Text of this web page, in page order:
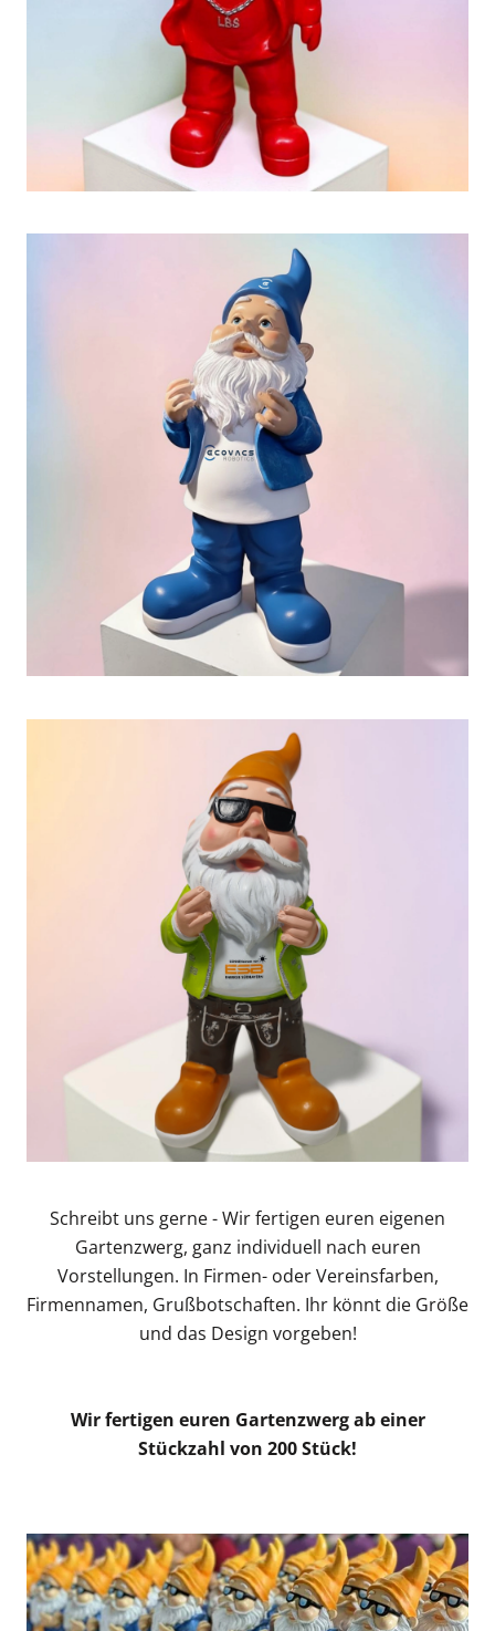
Schreibt uns gerne - Wir fertigen euren eigenen
Gartenzwerg, ganz individuell nach euren
Vorstellungen. In Firmen- oder Vereinsfarben,
Firmennamen, Grußbotschaften. Ihr könnt die Größe
und das Design vorgeben!
Wir fertigen euren Gartenzwerg ab einer
Stückzahl von 200 Stück!